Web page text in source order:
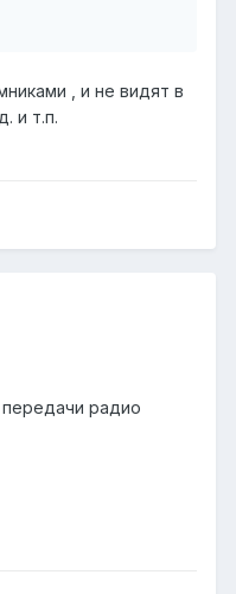
, и не видят в
и т.п.
радио